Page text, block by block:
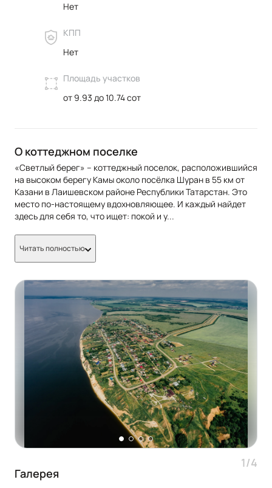
Нет
КПП
Нет
Площадь участков
от 9.93 до 10.74 сот
О коттеджном поселке
«Светлый берег» – коттеджный поселок, расположившийся
на высоком берегу Камы около посёлка Шуран в 55 км от
Казани в Лаишевском районе Республики Татарстан. Это
место по-настоящему вдохновляющее. И каждый найдет
здесь для себя то, что ищет: покой и у...
Читать полностью
Галерея
1/4